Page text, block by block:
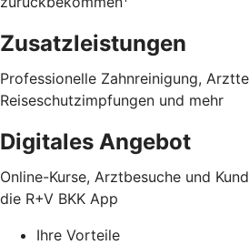
Zusatzleistungen
Professionelle Zahnreinigung,
Reiseschutzimpfungen und mehr
Digitales Angebot
Online-Kurse, Arztbesuche und
die R+V BKK App
Ihre Vorteile